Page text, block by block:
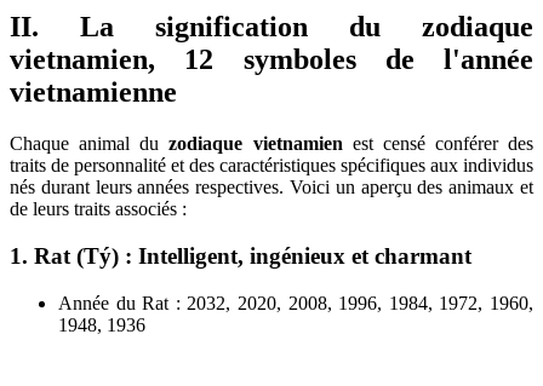
II. La signification du zodiaque
vietnamien, 12 symboles de l'année
vietnamienne
Chaque animal duzodiaque vietnamien est censé conférer des
traits de personnalité et des caractéristiques spécifiques aux individus
nés durant leurs années respectives. Voici un aperçu des animaux et
de leurs traits associés :
1. Rat (Tý) : Intelligent, ingénieux et charmant
Année du Rat : 2032, 2020, 2008, 1996, 1984, 1972, 1960,
1948, 1936